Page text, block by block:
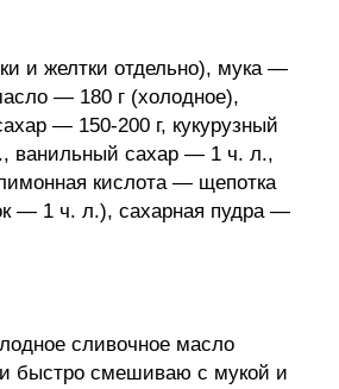
и желтки отдельно), мука —
— 180 г (холодное),
— 150-200 г, кукурузный
ванильный сахар — 1 ч. л.,
кислота — щепотка
— 1 ч. л.), сахарная пудра —
сливочное масло
быстро смешиваю с мукой и